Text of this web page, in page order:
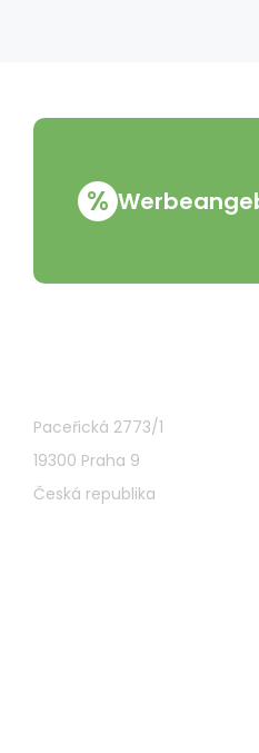
%
Paceřická 2773/1
19300 Praha 9
Česká republika